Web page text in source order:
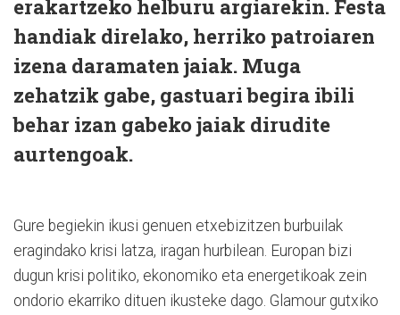
erakartzeko helburu argiarekin. Festa
handiak direlako, herriko patroiaren
izena daramaten jaiak. Muga
zehatzik gabe, gastuari begira ibili
behar izan gabeko jaiak dirudite
aurtengoak.
Gure begiekin ikusi genuen etxebizitzen burbuilak
eragindako krisi latza, iragan hurbilean. Europan bizi
dugun krisi politiko, ekonomiko eta energetikoak zein
ondorio ekarriko dituen ikusteke dago. Glamour gutxiko